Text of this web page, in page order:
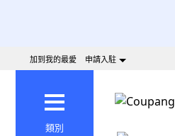
加到我的最愛 申請入駐
類別